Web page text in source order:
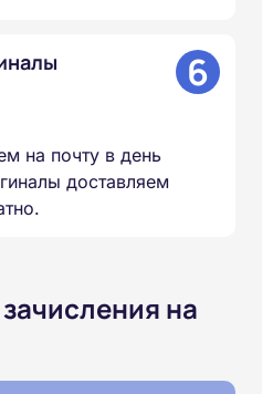
6
на почту в день
доставляем
на